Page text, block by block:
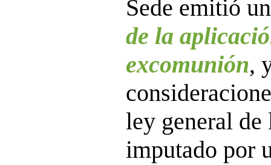
Sede emitió
de la
excomunión,
ley general de
imputado por